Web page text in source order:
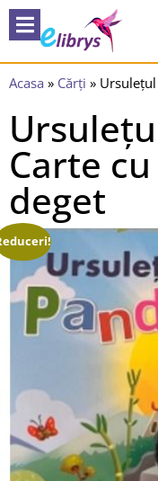
Acasa » Cărți »
Carte
deget